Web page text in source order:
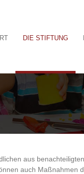
DIE STIFTUNG
aus
auch Maßnahmen